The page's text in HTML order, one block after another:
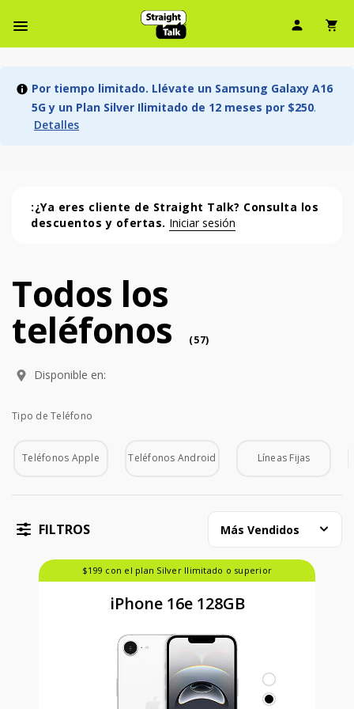
Menú de barra de navegación
Ícono
Por tiempo limitado. Llévate un Samsung Galaxy A16
5G y un Plan Silver Ilimitado de 12 meses por $250.
Detalles
:¿Ya eres cliente de Straight Talk? Consulta los
descuentos y ofertas. Iniciar sesión
Todos los teléfonos (57 phone )
Todos los
teléfonos (57)
Disponible en:
Tipo de Teléfono
Teléfonos Apple Teléfonos Android Líneas Fijas
FILTROS Más Vendidos
$199 con el plan Silver Ilimitado o superior
iPhone 16e 128GB